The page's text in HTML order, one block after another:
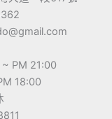
PM 21:00
18:00